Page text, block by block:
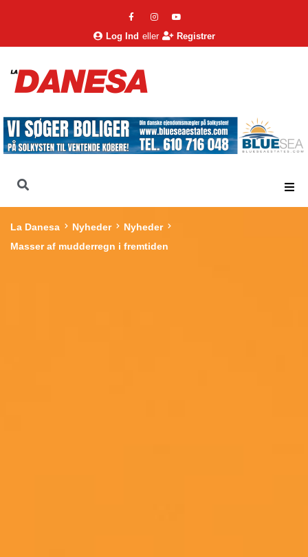
Log Ind eller Registrer
La Danesa Nyheder
Nyheder
Masser af mudderregn i fremtiden